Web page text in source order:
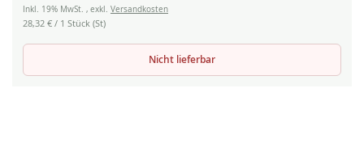
Inkl. 19% MwSt. , exkl. Versandkosten
28,32 € / 1 Stück (St)
Nicht lieferbar